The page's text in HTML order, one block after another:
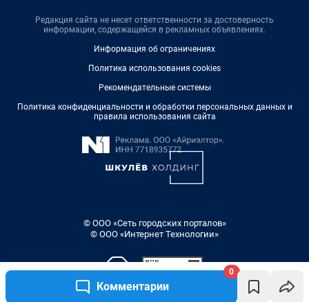
Комментарии
0
Редакция сайта не несет ответственности за достоверность
информации, содержащейся в рекламных объявлениях.
Информация об ограничениях
Политика использования cookies
Рекомендательные системы
Политика конфиденциальности и обработки персональных данных и
правила использования сайта
© ООО «Сеть городских порталов»
© ООО «Интернет Технологии»